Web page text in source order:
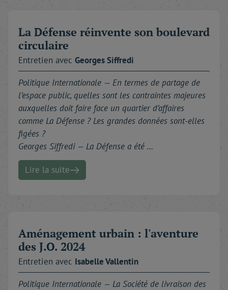
La Défense réinvente son boulevard
circulaire
Entretien avec GeorgesSiffredi
Politique Internationale — En termes de partage de
l’espace public, quelles sont les contraintes majeures
auxquelles doit faire face un quartier d’affaires
comme La Défense ? Les grandes données sont-elles
figées ?
Georges Siffredi — La Défense a été …
Lire la suite
Aménagement urbain : l'aventure
des J.O. 2024
Entretien avec IsabelleVallentin
Politique Internationale — La Société de livraison des